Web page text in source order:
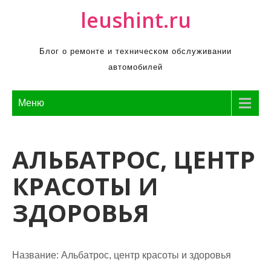
leushint.ru
Блог о ремонте и техническом обслуживании
автомобилей
Меню
АЛЬБАТРОС, ЦЕНТР
КРАСОТЫ И
ЗДОРОВЬЯ
Название: Альбатрос, центр красоты и здоровья